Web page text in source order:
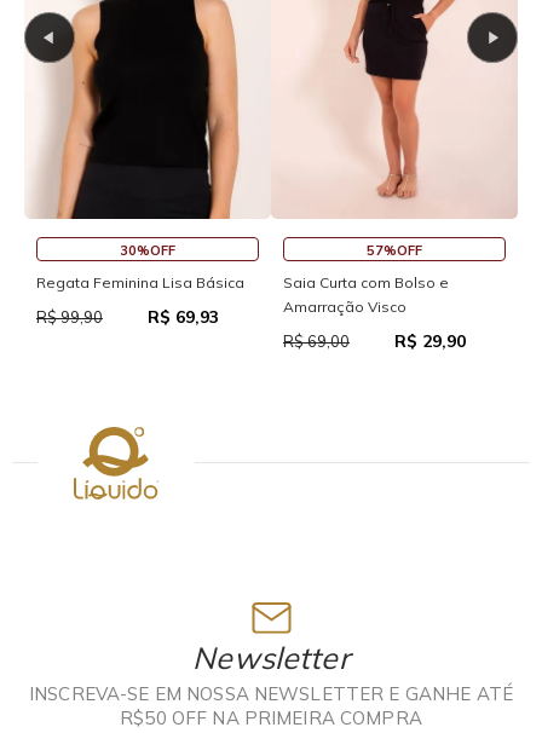
30%OFF
Regata Feminina Lisa Básica
R$ 99,90 R$ 69,93
57%OFF
Saia Curta com Bolso e
Amarração Visco
R$ 69,00 R$ 29,90
Newsletter
INSCREVA-SE EM NOSSA NEWSLETTER E GANHE ATÉ
R$50 OFF NA PRIMEIRA COMPRA